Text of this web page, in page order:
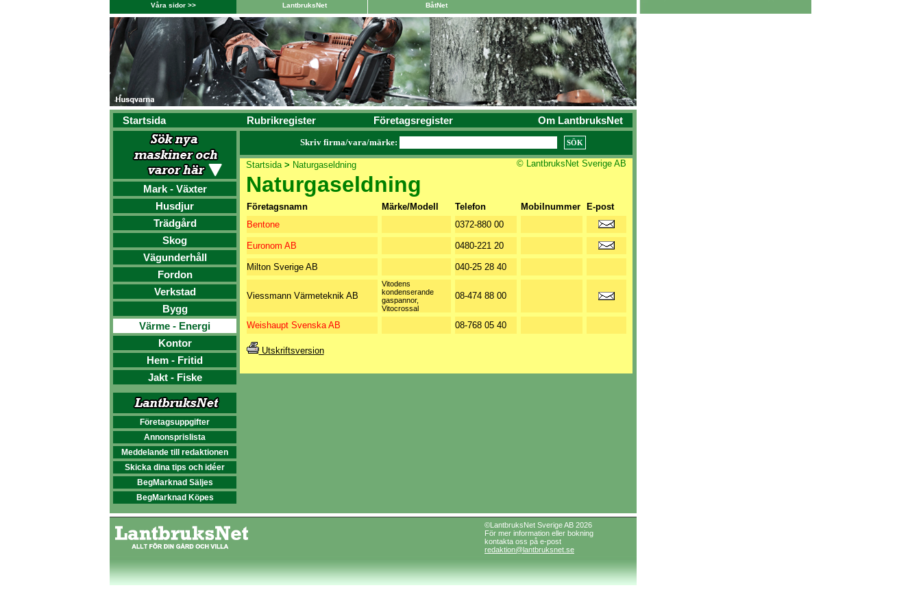
Våra sidor >> LantbruksNet BåtNet
Startsida Rubrikregister Företagsregister Om LantbruksNet
Mark - Växter
Husdjur
Trädgård
Skog
Vägunderhåll
Fordon
Verkstad
Bygg
Värme - Energi
Kontor
Hem - Fritid
Jakt - Fiske
Företagsuppgifter
Annonsprislista
Meddelande till redaktionen
Skicka dina tips och idéer
BegMarknad Säljes
BegMarknad Köpes
Skriv firma/vara/märke:
Startsida> Naturgaseldning © LantbruksNet Sverige AB
Naturgaseldning
Företagsnamn Märke/Modell Telefon Mobilnummer
E-post
Bentone
0372-880 00
Euronom AB 0480-221 20
Milton Sverige AB 040-25 28 40
Viessmann Värmeteknik AB
Vitodens
kondenserande
gaspannor,
Vitocrossal
08-474 88 00
Weishaupt Svenska AB 08-768 05 40
Utskriftsversion
©LantbruksNet Sverige AB 2026
För mer information eller bokning
kontakta oss på e-post
redaktion@lantbruksnet.se